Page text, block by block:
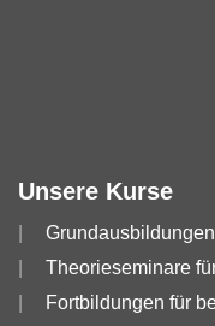
Unsere Kurse
Theorieseminare
Fortbildungen für